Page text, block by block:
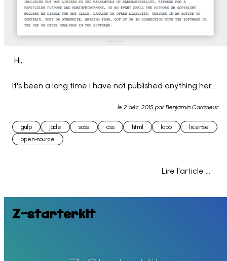
Hi,
It's been a long time I have not published anything here
useful for a lot of my projects and...
le 2 déc. 2015 par Benjamin Caradeuc
gulp jade sass css html labo
license
open-source
Lire l'article ...
Z-starterkit